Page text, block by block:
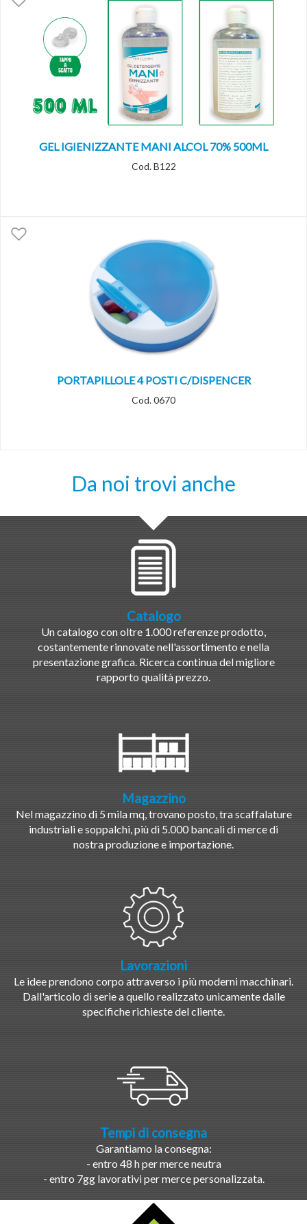
GEL IGIENIZZANTE MANI ALCOL 70% 500ML
Cod. B122
PORTAPILLOLE 4 POSTI C/DISPENCER
Cod. 0670
Da noi trovi anche
Catalogo
Un catalogo con oltre 1.000 referenze prodotto,
costantemente rinnovate nell'assortimento e nella
presentazione grafica. Ricerca continua del migliore
rapporto qualità prezzo.
Magazzino
Nel magazzino di 5 mila mq, trovano posto, tra scaffalature
industriali e soppalchi, più di 5.000 bancali di merce di
nostra produzione e importazione.
Lavorazioni
Le idee prendono corpo attraverso i più moderni macchinari.
Dall'articolo di serie a quello realizzato unicamente dalle
specifiche richieste del cliente.
Tempi di consegna
Garantiamo la consegna:
- entro 48 h per merce neutra
- entro 7gg lavorativi per merce personalizzata.